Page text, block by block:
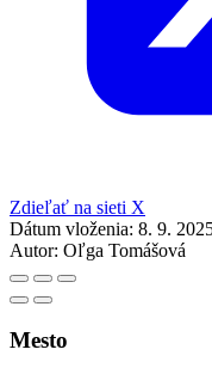
Zdieľať na sieti X
Dátum vloženia: 8. 9.
Autor: Oľga Tomášová
Mesto